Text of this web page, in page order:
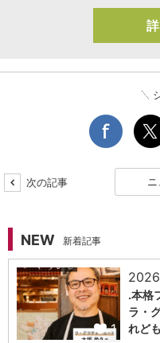
次の記事
NEW 新着記事
1
.本格
ラ・
れど